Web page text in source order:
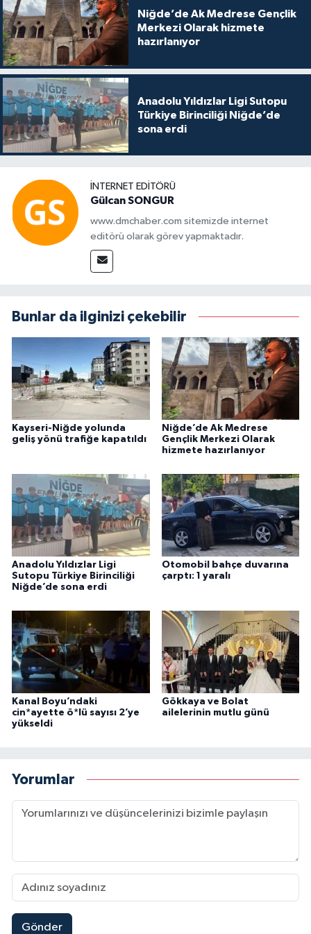
Niğde’de Ak Medrese Gençlik
Merkezi Olarak hizmete
hazırlanıyor
Anadolu Yıldızlar Ligi Sutopu
Türkiye Birinciliği Niğde’de
sona erdi
İNTERNET EDITÖRÜ
Gülcan SONGUR
www.dmchaber.com sitemizde internet
editörü olarak görev yapmaktadır.
Bunlar da ilginizi çekebilir
Kayseri-Niğde yolunda
geliş yönü trafiğe kapatıldı
Niğde’de Ak Medrese
Gençlik Merkezi Olarak
hizmete hazırlanıyor
Anadolu Yıldızlar Ligi
Sutopu Türkiye Birinciliği
Niğde’de sona erdi
Otomobil bahçe duvarına
çarptı: 1 yaralı
Kanal Boyu’ndaki
cin*ayette ö*lü sayısı 2’ye
yükseldi
Gökkaya ve Bolat
ailelerinin mutlu günü
Yorumlar
Gönder